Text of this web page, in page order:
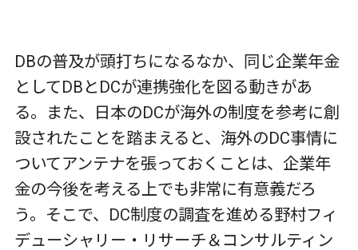
DBの普及が頭打ちになるなか、同じ企業年金
としてDBとDCが連携強化を図る動きがあ
る。また、日本のDCが海外の制度を参考に創
設されたことを踏まえると、海外のDC事情に
ついてアンテナを張っておくことは、企業年
金の今後を考える上でも非常に有意義だろ
う。そこで、DC制度の調査を進める野村フィ
デューシャリー・リサーチ＆コンサルティン